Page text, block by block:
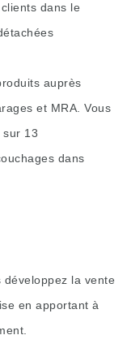
dans le
auprès
et MRA. Vous
13
dans
la vente
en apportant à